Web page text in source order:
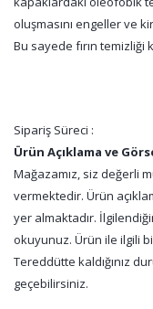
oluşmasını engeller ve
Bu sayede fırın temizliği
Sipariş Süreci :
Ürün Açıklama ve
Mağazamız, siz değerli
vermektedir. Ürün
yer almaktadır.
okuyunuz. Ürün ile ilgili
Tereddütte kaldığınız
geçebilirsiniz.